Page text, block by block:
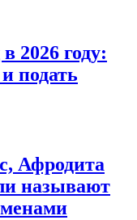
2026 году:
подать
Афродита
называют